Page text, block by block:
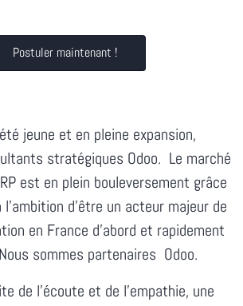
Postuler maintenant !
jeune et en pleine expansion,
stratégiques Odoo. Le marché
est en plein bouleversement grâce
l’ambition d’être un acteur majeur de
en France d’abord et rapidement
sommes partenaires Odoo.
de l'écoute et de l'empathie, une